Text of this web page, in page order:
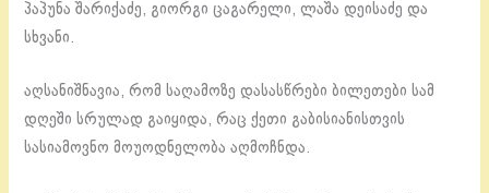
პაპუნა შარიქაძე, გიორგი ცაგარელი, ლაშა დეისაძე და
სხვანი.
აღსანიშნავია, რომ საღამოზე დასასწრები ბილეთები სამ
დღეში სრულად გაიყიდა, რაც ქეთი გაბისიანისთვის
სასიამოვნო მოუოდნელობა აღმოჩნდა.